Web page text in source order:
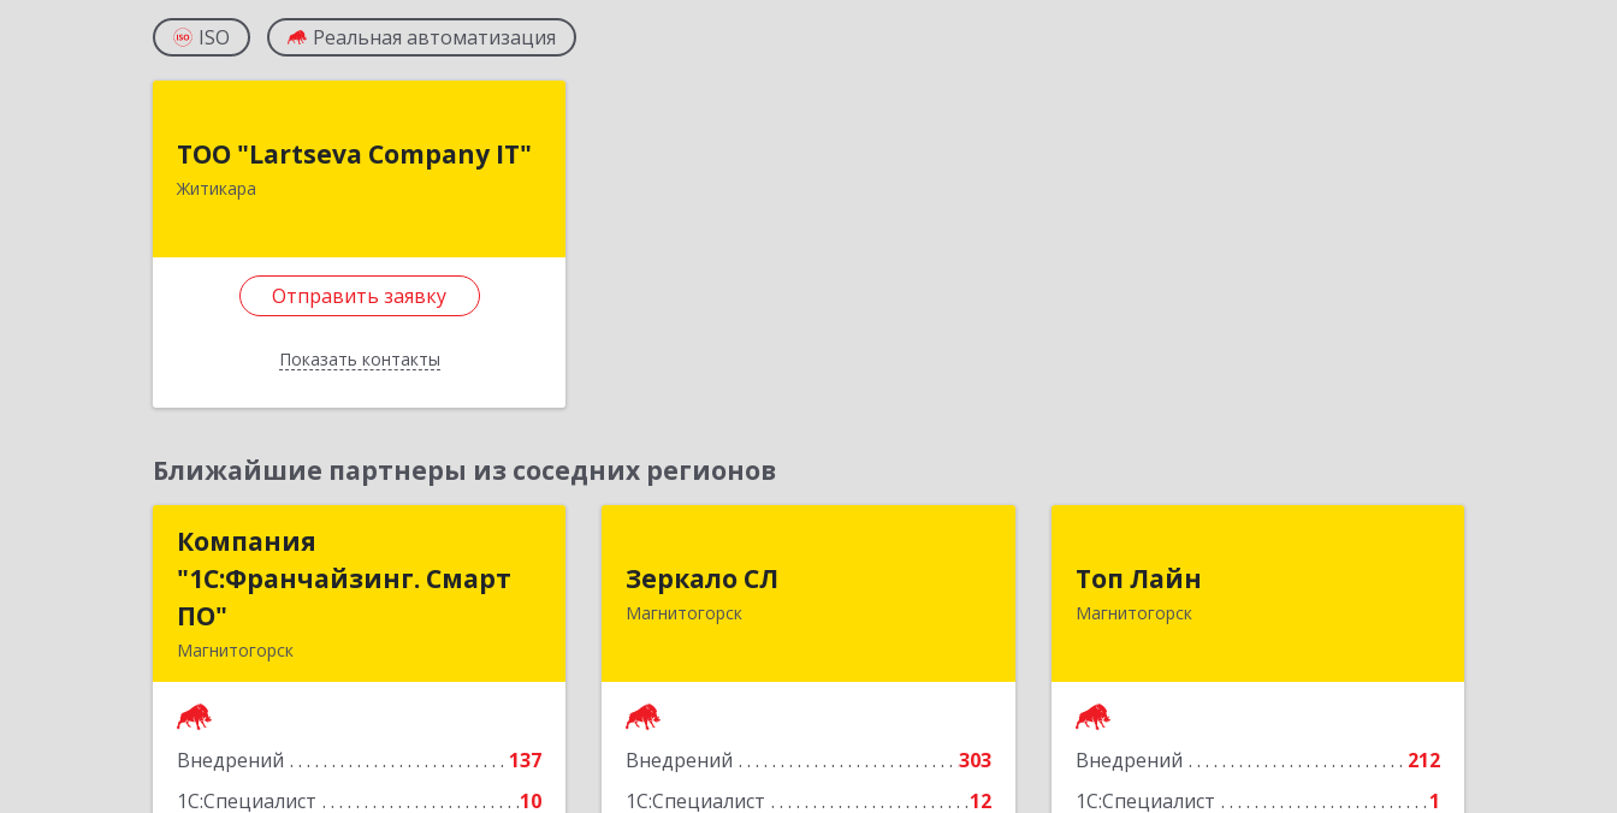
ISO Реальная автоматизация
ТОО "Lartseva Company IT"
Житикара
Отправить заявку
Показать контакты
110700, Республика Казахстан,
Костанайская область, г. Житикара, 6
Подробнее
Назад
Ближайшие партнеры из соседних регионов
Компания
"1С:Франчайзинг. Смарт
ПО"
Магнитогорск
Внедрений
137
1С:Специалист
10
"1С:Франчайзинг. Смарт
Магнитогорск г, Ленина пр-кт, дом №
Подробнее
Зеркало СЛ
Магнитогорск
Внедрений
303
1С:Специалист
12
Магнитогорск г, Сталеваров ул, дом
Топ Лайн
Магнитогорск
Внедрений
212
1С:Специалист
1
Магнитогорск г, Галиуллина ул, дом